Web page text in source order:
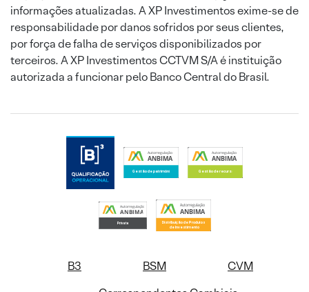
informações atualizadas. A XP Investimentos exime-se de
responsabilidade por danos sofridos por seus clientes,
por força de falha de serviços disponibilizados por
terceiros. A XP Investimentos CCTVM S/A é instituição
autorizada a funcionar pelo Banco Central do Brasil.
B3 BSM
CVM